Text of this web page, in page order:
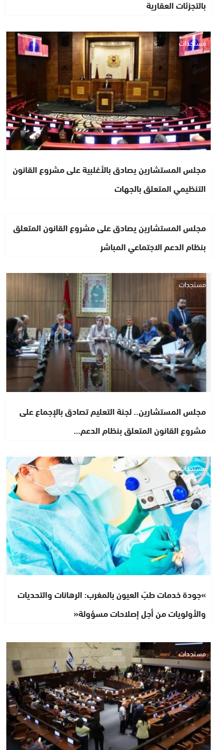
بالتجزئات العقارية
مستجدات
مجلس المستشارين يصادق بالأغلبية على مشروع القانون
التنظيمي المتعلق بالجهات
مجلس المستشارين يصادق على مشروع القانون المتعلق
بنظام الدعم الاجتماعي المباشر
مستجدات
مجلس المستشارين.. لجنة التعليم تصادق بالإجماع على
مشروع القانون المتعلق بنظام الدعم…
مستجدات
»جودة خدمات طبّ العيون بالمغرب: الرهانات والتحديات
والأولويات من أجل إصلاحات مسؤولة«
مستجدات